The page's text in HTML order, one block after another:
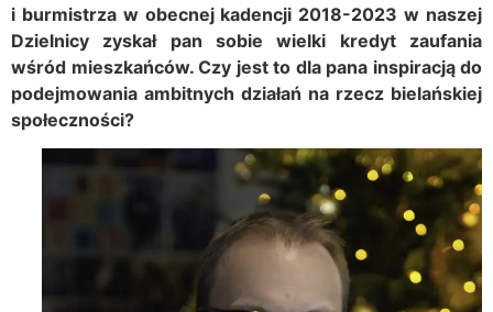
i burmistrza w obecnej kadencji 2018-2023 w naszej
Dzielnicy zyskał pan sobie wielki kredyt zaufania
wśród mieszkańców. Czy jest to dla pana inspiracją do
podejmowania ambitnych działań na rzecz bielańskiej
społeczności?